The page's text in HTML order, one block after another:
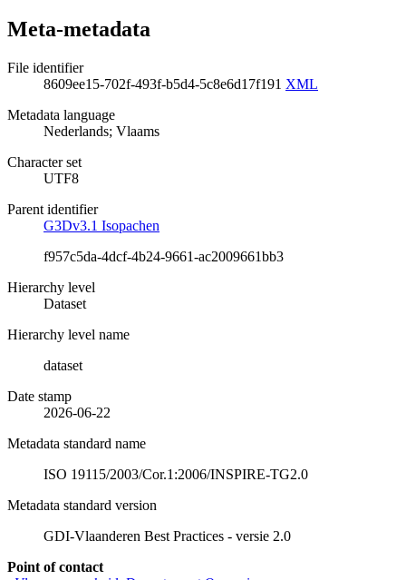
Meta-metadata
File identifier
8609ee15-702f-493f-b5d4-5c8e6d17f191 XML
Metadata language
Nederlands; Vlaams
Character set
UTF8
Parent identifier
G3Dv3.1 Isopachen
f957c5da-4dcf-4b24-9661-ac2009661bb3
Hierarchy level
Dataset
Hierarchy level name
dataset
Date stamp
2026-06-22
Metadata standard name
ISO 19115/2003/Cor.1:2006/INSPIRE-TG2.0
Metadata standard version
GDI-Vlaanderen Best Practices - versie 2.0
Point of contact